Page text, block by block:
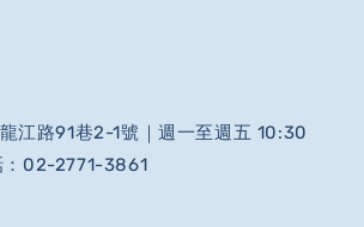
江路91巷2-1號｜週一至週五 10:30
：02-2771-3861